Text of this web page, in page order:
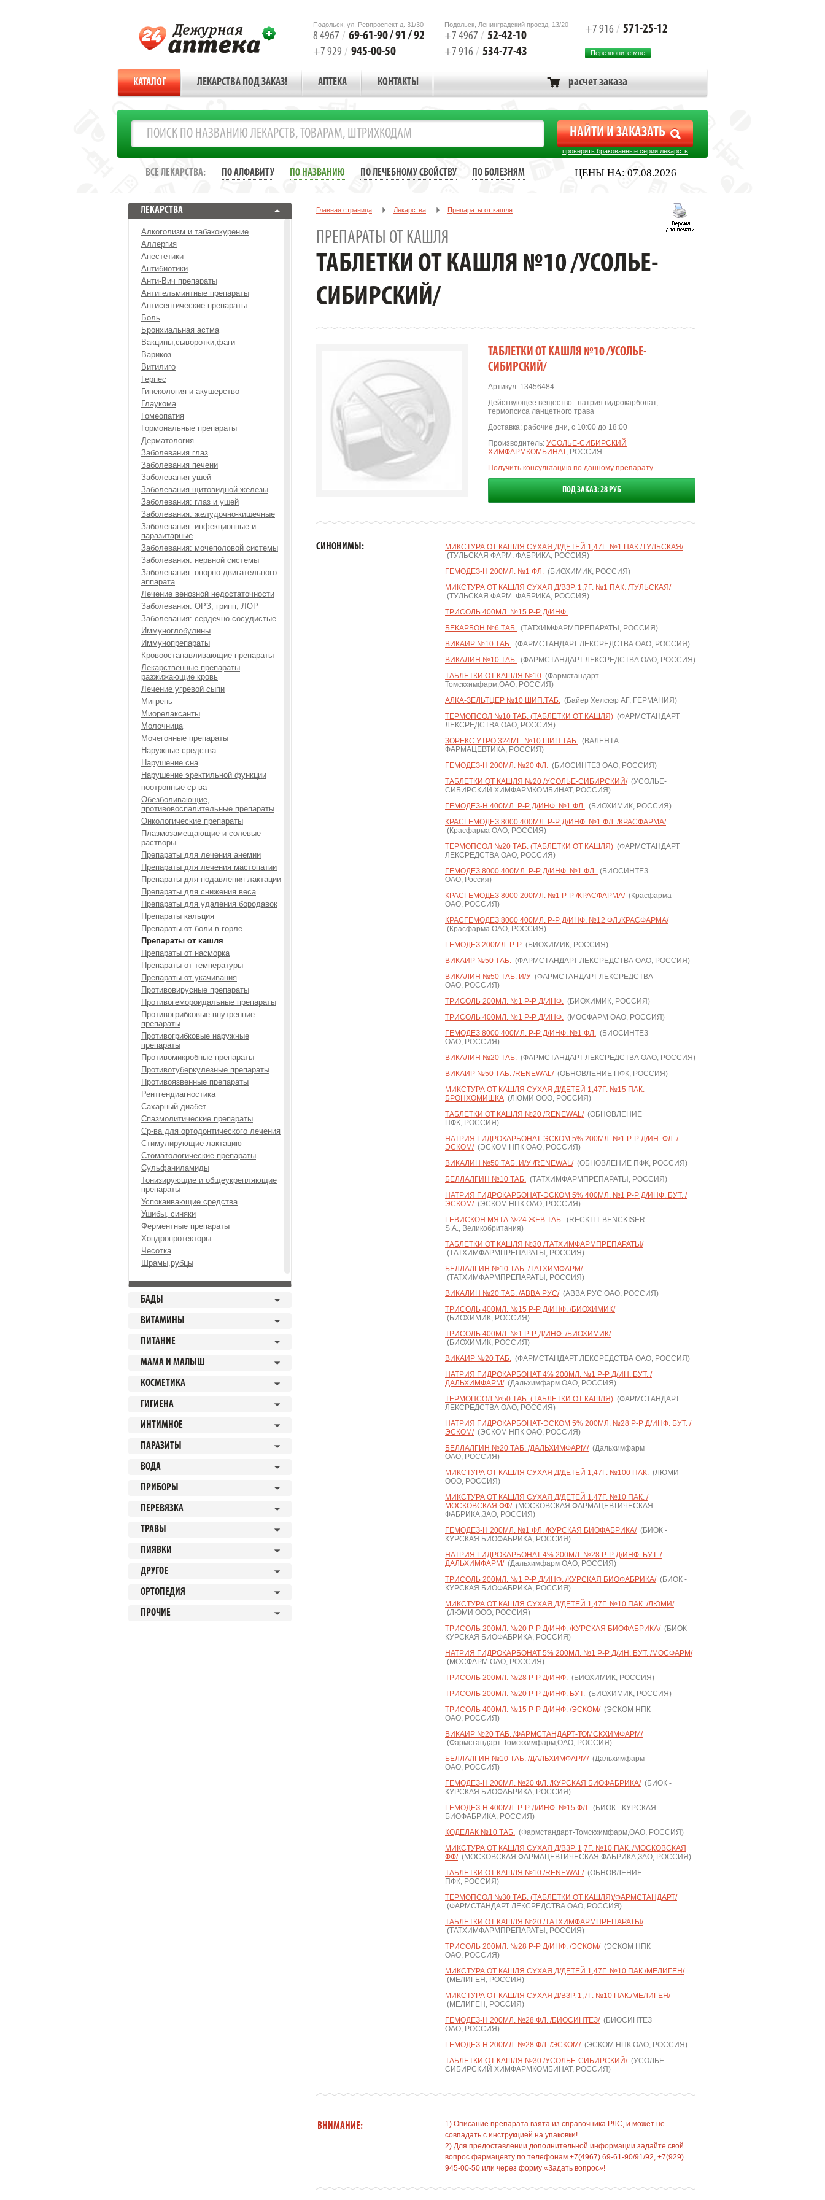
Подольск, ул. Ревпроспект д. 31/30
8 4967 / 69-61-90 / 91 / 92
+7 929 / 945-00-50
Подольск, Ленинградский проезд, 13/20
+7 4967 / 52-42-10
+7 916 / 534-77-43
+7 916 / 571-25-12
Перезвоните мне
КАТАЛОГ ЛЕКАРСТВА ПОД ЗАКАЗ! АПТЕКА КОНТАКТЫ расчет заказа
проверить бракованные серии лекарств
ЦЕНЫ НА: 07.08.2026
ВСЕ ЛЕКАРСТВА: ПО АЛФАВИТУ ПО НАЗВАНИЮ ПО ЛЕЧЕБНОМУ СВОЙСТВУ ПО БОЛЕЗНЯМ
ЛЕКАРСТВА
Алкоголизм и табакокурение
Аллергия
Анестетики
Антибиотики
Анти-Вич препараты
Антигельминтные препараты
Антисептические препараты
Боль
Бронхиальная астма
Вакцины,сыворотки,фаги
Варикоз
Витилиго
Герпес
Гинекология и акушерство
Глаукома
Гомеопатия
Гормональные препараты
Дерматология
Заболевания глаз
Заболевания печени
Заболевания ушей
Заболевания щитовидной железы
Заболевания: глаз и ушей
Заболевания: желудочно-кишечные
Заболевания: инфекционные и
паразитарные
Заболевания: мочеполовой системы
Заболевания: нервной системы
Заболевания: опорно-двигательного
аппарата
Лечение венозной недостаточности
Заболевания: ОРЗ, грипп, ЛОР
Заболевания: сердечно-сосудистые
Иммуноглобулины
Иммунопрепараты
Кровоостанавливающие препараты
Лекарственные препараты
разжижающие кровь
Лечение угревой сыпи
Мигрень
Миорелаксанты
Молочница
Мочегонные препараты
Наружные средства
Нарушение сна
Нарушение эректильной функции
ноотропные ср-ва
Обезболивающие,
противовоспалительные препараты
Онкологические препараты
Плазмозамещающие и солевые
растворы
Препараты для лечения анемии
Препараты для лечения мастопатии
Препараты для подавления лактации
Препараты для снижения веса
Препараты для удаления бородавок
Препараты кальция
Препараты от боли в горле
Препараты от кашля
Препараты от насморка
Препараты от температуры
Препараты от укачивания
Противовирусные препараты
Противогемороидальные препараты
Противогрибковые внутренние
препараты
Противогрибковые наружные
препараты
Противомикробные препараты
Противотуберкулезные препараты
Противоязвенные препараты
Рентгендиагностика
Сахарный диабет
Спазмолитические препараты
Ср-ва для ортодонтического лечения
Стимулирующие лактацию
Стоматологические препараты
Сульфаниламиды
Тонизирующие и общеукрепляющие
препараты
Успокаивающие средства
Ушибы, синяки
Ферментные препараты
Хондропротекторы
Чесотка
Шрамы,рубцы
БАДЫ
ВИТАМИНЫ
ПИТАНИЕ
МАМА И МАЛЫШ
КОСМЕТИКА
ГИГИЕНА
ИНТИМНОЕ
ПАРАЗИТЫ
ВОДА
ПРИБОРЫ
ПЕРЕВЯЗКА
ТРАВЫ
ПИЯВКИ
ДРУГОЕ
ОРТОПЕДИЯ
ПРОЧИЕ
Главная страница Лекарства Препараты от кашля
ПРЕПАРАТЫ ОТ КАШЛЯ
ТАБЛЕТКИ ОТ КАШЛЯ №10 /УСОЛЬЕ-
СИБИРСКИЙ/
ТАБЛЕТКИ ОТ КАШЛЯ №10 /УСОЛЬЕ-
СИБИРСКИЙ/
Артикул: 13456484
Действующее вещество: натрия гидрокарбонат,
термопсиса ланцетного трава
Доставка: рабочие дни, с 10:00 до 18:00
Производитель: УСОЛЬЕ-СИБИРСКИЙ
ХИМФАРМКОМБИНАТ, РОССИЯ
Получить консультацию по данному препарату
ПОД ЗАКАЗ: 28 РУБ
СИНОНИМЫ:
МИКСТУРА ОТ КАШЛЯ СУХАЯ Д/ДЕТЕЙ 1,47Г. №1 ПАК./ТУЛЬСКАЯ/
(ТУЛЬСКАЯ ФАРМ. ФАБРИКА, РОССИЯ)
ГЕМОДЕЗ-Н 200МЛ. №1 ФЛ. (БИОХИМИК, РОССИЯ)
МИКСТУРА ОТ КАШЛЯ СУХАЯ Д/ВЗР. 1,7Г. №1 ПАК. /ТУЛЬСКАЯ/
(ТУЛЬСКАЯ ФАРМ. ФАБРИКА, РОССИЯ)
ТРИСОЛЬ 400МЛ. №15 Р-Р Д/ИНФ.
БЕКАРБОН №6 ТАБ. (ТАТХИМФАРМПРЕПАРАТЫ, РОССИЯ)
ВИКАИР №10 ТАБ. (ФАРМСТАНДАРТ ЛЕКСРЕДСТВА ОАО, РОССИЯ)
ВИКАЛИН №10 ТАБ. (ФАРМСТАНДАРТ ЛЕКСРЕДСТВА ОАО, РОССИЯ)
ТАБЛЕТКИ ОТ КАШЛЯ №10 (Фармстандарт-
Томскхимфарм,ОАО, РОССИЯ)
АЛКА-ЗЕЛЬТЦЕР №10 ШИП.ТАБ. (Байер Хелскэр АГ, ГЕРМАНИЯ)
ТЕРМОПСОЛ №10 ТАБ. (ТАБЛЕТКИ ОТ КАШЛЯ) (ФАРМСТАНДАРТ
ЛЕКСРЕДСТВА ОАО, РОССИЯ)
ЗОРЕКС УТРО 324МГ. №10 ШИП.ТАБ. (ВАЛЕНТА
ФАРМАЦЕВТИКА, РОССИЯ)
ГЕМОДЕЗ-Н 200МЛ. №20 ФЛ. (БИОСИНТЕЗ ОАО, РОССИЯ)
ТАБЛЕТКИ ОТ КАШЛЯ №20 /УСОЛЬЕ-СИБИРСКИЙ/(УСОЛЬЕ-
СИБИРСКИЙ ХИМФАРМКОМБИНАТ, РОССИЯ)
ГЕМОДЕЗ-Н 400МЛ. Р-Р Д/ИНФ. №1 ФЛ. (БИОХИМИК, РОССИЯ)
КРАСГЕМОДЕЗ 8000 400МЛ. Р-Р Д/ИНФ. №1 ФЛ. /КРАСФАРМА/
(Красфарма ОАО, РОССИЯ)
ТЕРМОПСОЛ №20 ТАБ. (ТАБЛЕТКИ ОТ КАШЛЯ) (ФАРМСТАНДАРТ
ЛЕКСРЕДСТВА ОАО, РОССИЯ)
ГЕМОДЕЗ 8000 400МЛ. Р-Р Д/ИНФ. №1 ФЛ. (БИОСИНТЕЗ
ОАО, Россия)
КРАСГЕМОДЕЗ 8000 200МЛ. №1 Р-Р /КРАСФАРМА/(Красфарма
ОАО, РОССИЯ)
КРАСГЕМОДЕЗ 8000 400МЛ. Р-Р Д/ИНФ. №12 ФЛ./КРАСФАРМА/
(Красфарма ОАО, РОССИЯ)
ГЕМОДЕЗ 200МЛ. Р-Р (БИОХИМИК, РОССИЯ)
ВИКАИР №50 ТАБ. (ФАРМСТАНДАРТ ЛЕКСРЕДСТВА ОАО, РОССИЯ)
ВИКАЛИН №50 ТАБ. И/У (ФАРМСТАНДАРТ ЛЕКСРЕДСТВА
ОАО, РОССИЯ)
ТРИСОЛЬ 200МЛ. №1 Р-Р Д/ИНФ. (БИОХИМИК, РОССИЯ)
ТРИСОЛЬ 400МЛ. №1 Р-Р Д/ИНФ. (МОСФАРМ ОАО, РОССИЯ)
ГЕМОДЕЗ 8000 400МЛ. Р-Р Д/ИНФ. №1 ФЛ. (БИОСИНТЕЗ
ОАО, РОССИЯ)
ВИКАЛИН №20 ТАБ. (ФАРМСТАНДАРТ ЛЕКСРЕДСТВА ОАО, РОССИЯ)
ВИКАИР №50 ТАБ. /RENEWAL/(ОБНОВЛЕНИЕ ПФК, РОССИЯ)
МИКСТУРА ОТ КАШЛЯ СУХАЯ Д/ДЕТЕЙ 1,47Г. №15 ПАК.
БРОНХОМИШКА (ЛЮМИ ООО, РОССИЯ)
ТАБЛЕТКИ ОТ КАШЛЯ №20 /RENEWAL/(ОБНОВЛЕНИЕ
ПФК, РОССИЯ)
НАТРИЯ ГИДРОКАРБОНАТ-ЭСКОМ 5% 200МЛ. №1 Р-Р Д/ИН. ФЛ. /
ЭСКОМ/(ЭСКОМ НПК ОАО, РОССИЯ)
ВИКАЛИН №50 ТАБ. И/У /RENEWAL/(ОБНОВЛЕНИЕ ПФК, РОССИЯ)
БЕЛЛАЛГИН №10 ТАБ. (ТАТХИМФАРМПРЕПАРАТЫ, РОССИЯ)
НАТРИЯ ГИДРОКАРБОНАТ-ЭСКОМ 5% 400МЛ. №1 Р-Р Д/ИНФ. БУТ. /
ЭСКОМ/(ЭСКОМ НПК ОАО, РОССИЯ)
ГЕВИСКОН МЯТА №24 ЖЕВ.ТАБ. (RECKITT BENCKISER
S.A., Великобритания)
ТАБЛЕТКИ ОТ КАШЛЯ №30 /ТАТХИМФАРМПРЕПАРАТЫ/
(ТАТХИМФАРМПРЕПАРАТЫ, РОССИЯ)
БЕЛЛАЛГИН №10 ТАБ. /ТАТХИМФАРМ/
(ТАТХИМФАРМПРЕПАРАТЫ, РОССИЯ)
ВИКАЛИН №20 ТАБ. /АВВА РУС/(АВВА РУС ОАО, РОССИЯ)
ТРИСОЛЬ 400МЛ. №15 Р-Р Д/ИНФ. /БИОХИМИК/
(БИОХИМИК, РОССИЯ)
ТРИСОЛЬ 400МЛ. №1 Р-Р Д/ИНФ. /БИОХИМИК/
(БИОХИМИК, РОССИЯ)
ВИКАИР №20 ТАБ. (ФАРМСТАНДАРТ ЛЕКСРЕДСТВА ОАО, РОССИЯ)
НАТРИЯ ГИДРОКАРБОНАТ 4% 200МЛ. №1 Р-Р Д/ИН. БУТ. /
ДАЛЬХИМФАРМ/(Дальхимфарм ОАО, РОССИЯ)
ТЕРМОПСОЛ №50 ТАБ. (ТАБЛЕТКИ ОТ КАШЛЯ) (ФАРМСТАНДАРТ
ЛЕКСРЕДСТВА ОАО, РОССИЯ)
НАТРИЯ ГИДРОКАРБОНАТ-ЭСКОМ 5% 200МЛ. №28 Р-Р Д/ИНФ. БУТ. /
ЭСКОМ/(ЭСКОМ НПК ОАО, РОССИЯ)
БЕЛЛАЛГИН №20 ТАБ. /ДАЛЬХИМФАРМ/(Дальхимфарм
ОАО, РОССИЯ)
МИКСТУРА ОТ КАШЛЯ СУХАЯ Д/ДЕТЕЙ 1,47Г. №100 ПАК. (ЛЮМИ
ООО, РОССИЯ)
МИКСТУРА ОТ КАШЛЯ СУХАЯ Д/ДЕТЕЙ 1,47Г. №10 ПАК. /
МОСКОВСКАЯ ФФ/(МОСКОВСКАЯ ФАРМАЦЕВТИЧЕСКАЯ
ФАБРИКА,ЗАО, РОССИЯ)
ГЕМОДЕЗ-Н 200МЛ. №1 ФЛ. /КУРСКАЯ БИОФАБРИКА/(БИОК -
КУРСКАЯ БИОФАБРИКА, РОССИЯ)
НАТРИЯ ГИДРОКАРБОНАТ 4% 200МЛ. №28 Р-Р Д/ИНФ. БУТ. /
ДАЛЬХИМФАРМ/(Дальхимфарм ОАО, РОССИЯ)
ТРИСОЛЬ 200МЛ. №1 Р-Р Д/ИНФ. /КУРСКАЯ БИОФАБРИКА/(БИОК -
КУРСКАЯ БИОФАБРИКА, РОССИЯ)
МИКСТУРА ОТ КАШЛЯ СУХАЯ Д/ДЕТЕЙ 1,47Г. №10 ПАК. /ЛЮМИ/
(ЛЮМИ ООО, РОССИЯ)
ТРИСОЛЬ 200МЛ. №20 Р-Р Д/ИНФ. /КУРСКАЯ БИОФАБРИКА/(БИОК -
КУРСКАЯ БИОФАБРИКА, РОССИЯ)
НАТРИЯ ГИДРОКАРБОНАТ 5% 200МЛ. №1 Р-Р Д/ИН. БУТ. /МОСФАРМ/
(МОСФАРМ ОАО, РОССИЯ)
ТРИСОЛЬ 200МЛ. №28 Р-Р Д/ИНФ. (БИОХИМИК, РОССИЯ)
ТРИСОЛЬ 200МЛ. №20 Р-Р Д/ИНФ. БУТ. (БИОХИМИК, РОССИЯ)
ТРИСОЛЬ 400МЛ. №15 Р-Р Д/ИНФ. /ЭСКОМ/(ЭСКОМ НПК
ОАО, РОССИЯ)
ВИКАИР №20 ТАБ. /ФАРМСТАНДАРТ-ТОМСКХИМФАРМ/
(Фармстандарт-Томскхимфарм,ОАО, РОССИЯ)
БЕЛЛАЛГИН №10 ТАБ. /ДАЛЬХИМФАРМ/(Дальхимфарм
ОАО, РОССИЯ)
ГЕМОДЕЗ-Н 200МЛ. №20 ФЛ. /КУРСКАЯ БИОФАБРИКА/(БИОК -
КУРСКАЯ БИОФАБРИКА, РОССИЯ)
ГЕМОДЕЗ-Н 400МЛ. Р-Р Д/ИНФ. №15 ФЛ. (БИОК - КУРСКАЯ
БИОФАБРИКА, РОССИЯ)
КОДЕЛАК №10 ТАБ. (Фармстандарт-Томскхимфарм,ОАО, РОССИЯ)
МИКСТУРА ОТ КАШЛЯ СУХАЯ Д/ВЗР. 1,7Г. №10 ПАК. /МОСКОВСКАЯ
ФФ/(МОСКОВСКАЯ ФАРМАЦЕВТИЧЕСКАЯ ФАБРИКА,ЗАО, РОССИЯ)
ТАБЛЕТКИ ОТ КАШЛЯ №10 /RENEWAL/(ОБНОВЛЕНИЕ
ПФК, РОССИЯ)
ТЕРМОПСОЛ №30 ТАБ. (ТАБЛЕТКИ ОТ КАШЛЯ)/ФАРМСТАНДАРТ/
(ФАРМСТАНДАРТ ЛЕКСРЕДСТВА ОАО, РОССИЯ)
ТАБЛЕТКИ ОТ КАШЛЯ №20 /ТАТХИМФАРМПРЕПАРАТЫ/
(ТАТХИМФАРМПРЕПАРАТЫ, РОССИЯ)
ТРИСОЛЬ 200МЛ. №28 Р-Р Д/ИНФ. /ЭСКОМ/(ЭСКОМ НПК
ОАО, РОССИЯ)
МИКСТУРА ОТ КАШЛЯ СУХАЯ Д/ДЕТЕЙ 1,47Г. №10 ПАК./МЕЛИГЕН/
(МЕЛИГЕН, РОССИЯ)
МИКСТУРА ОТ КАШЛЯ СУХАЯ Д/ВЗР. 1,7Г. №10 ПАК./МЕЛИГЕН/
(МЕЛИГЕН, РОССИЯ)
ГЕМОДЕЗ-Н 200МЛ. №28 ФЛ. /БИОСИНТЕЗ/(БИОСИНТЕЗ
ОАО, РОССИЯ)
ГЕМОДЕЗ-Н 200МЛ. №28 ФЛ. /ЭСКОМ/(ЭСКОМ НПК ОАО, РОССИЯ)
ТАБЛЕТКИ ОТ КАШЛЯ №30 /УСОЛЬЕ-СИБИРСКИЙ/(УСОЛЬЕ-
СИБИРСКИЙ ХИМФАРМКОМБИНАТ, РОССИЯ)
ВНИМАНИЕ:
1) Описание препарата взята из справочника РЛС, и может не
совпадать с инструкцией на упаковки!
2) Для предоставлении дополнительной информации задайте свой
вопрос фармацевту по телефонам +7(4967) 69-61-90/91/92, +7(929)
945-00-50 или через форму «Задать вопрос»!